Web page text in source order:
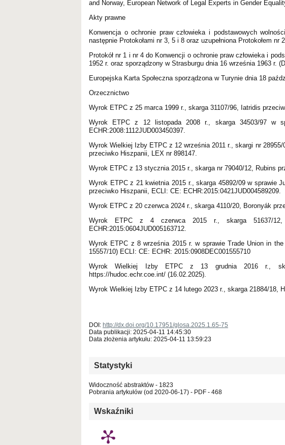
and Norway, European Network of Legal Experts in Gender
Akty prawne
Konwencja o ochronie praw człowieka i podstawowych
następnie Protokołami nr 3, 5 i 8 oraz uzupełniona Protokołem nr
Protokół nr 1 i nr 4 do Konwencji o ochronie praw człowieka i
1952 r. oraz sporządzony w Strasburgu dnia 16 września 1963 r.
Europejska Karta Społeczna sporządzona w Turynie dnia 18
Orzecznictwo
Wyrok ETPC z 25 marca 1999 r., skarga 31107/96, Iatridis
Wyrok ETPC z 12 listopada 2008 r., skarga 34503/97 w
ECHR:2008:1112JUD003450397.
Wyrok Wielkiej Izby ETPC z 12 września 2011 r., skargi nr
przeciwko Hiszpanii, LEX nr 898147.
Wyrok ETPC z 13 stycznia 2015 r., skarga nr 79040/12, Rubins
Wyrok ETPC z 21 kwietnia 2015 r., skarga 45892/09 w sprawie
przeciwko Hiszpanii, ECLI: CE: ECHR:2015:0421JUD004589209.
Wyrok ETPC z 20 czerwca 2024 r., skarga 4110/20, Boronyák
Wyrok ETPC z 4 czerwca 2015 r., skarga 51637/
ECHR:2015:0604JUD005163712.
Wyrok ETPC z 8 września 2015 r. w sprawie Trade Union in
15557/10) ECLI: CE: ECHR: 2015:0908DEC001555710
Wyrok Wielkiej Izby ETPC z 13 grudnia 2016 r.,
https://hudoc.echr.coe.int/ (16.02.2025).
Wyrok Wielkiej Izby ETPC z 14 lutego 2023 r., skarga 21884/18,
DOI: http://dx.doi.org/10.17951/glosa.2025.1.65-75
Data publikacji: 2025-04-11 14:45:30
Data złożenia artykułu: 2025-04-11 13:59:23
Statystyki
Widoczność abstraktów - 1823
Pobrania artykułów (od 2020-06-17) - PDF - 468
Wskaźniki